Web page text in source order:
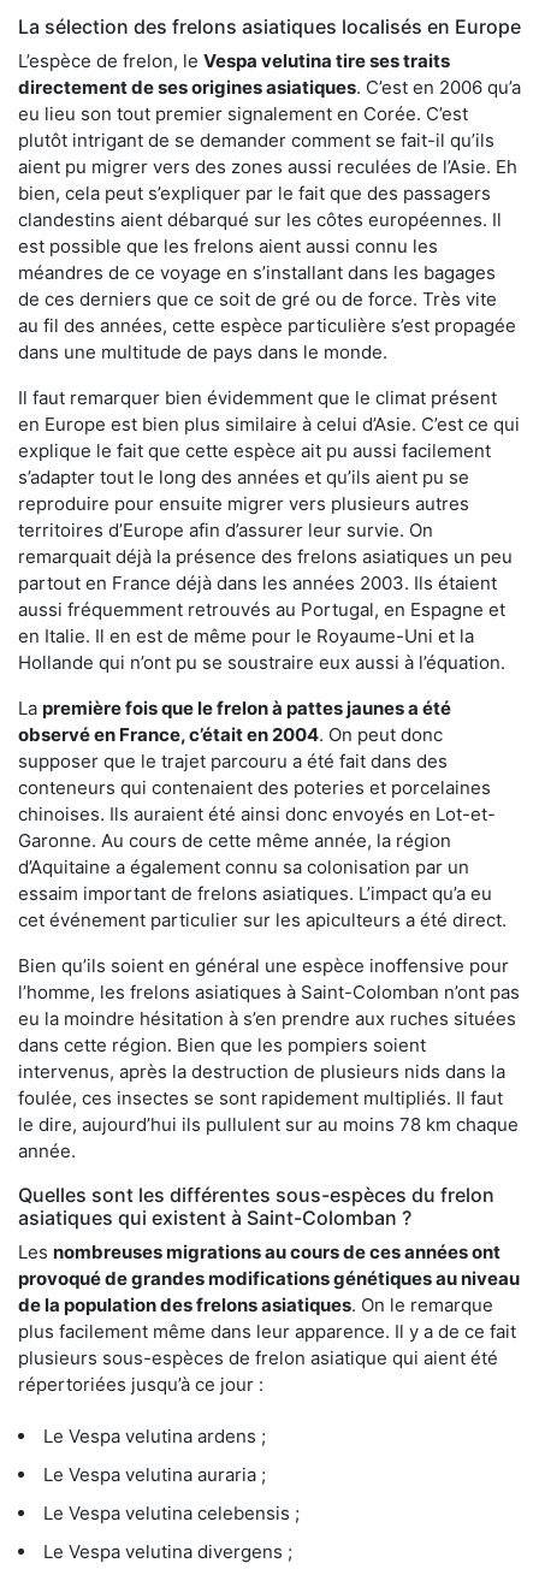
La sélection des frelons asiatiques localisés en Europe
L’espèce de frelon, le Vespa velutina tire ses traits
directement de ses origines asiatiques. C’est en 2006 qu’a
eu lieu son tout premier signalement en Corée. C’est
plutôt intrigant de se demander comment se fait-il qu’ils
aient pu migrer vers des zones aussi reculées de l’Asie. Eh
bien, cela peut s’expliquer par le fait que des passagers
clandestins aient débarqué sur les côtes européennes. Il
est possible que les frelons aient aussi connu les
méandres de ce voyage en s’installant dans les bagages
de ces derniers que ce soit de gré ou de force. Très vite
au fil des années, cette espèce particulière s’est propagée
dans une multitude de pays dans le monde.
Il faut remarquer bien évidemment que le climat présent
en Europe est bien plus similaire à celui d’Asie. C’est ce qui
explique le fait que cette espèce ait pu aussi facilement
s’adapter tout le long des années et qu’ils aient pu se
reproduire pour ensuite migrer vers plusieurs autres
territoires d’Europe afin d’assurer leur survie. On
remarquait déjà la présence des frelons asiatiques un peu
partout en France déjà dans les années 2003. Ils étaient
aussi fréquemment retrouvés au Portugal, en Espagne et
en Italie. Il en est de même pour le Royaume-Uni et la
Hollande qui n’ont pu se soustraire eux aussi à l’équation.
La première fois que le frelon à pattes jaunes a été
observé en France, c’était en 2004. On peut donc
supposer que le trajet parcouru a été fait dans des
conteneurs qui contenaient des poteries et porcelaines
chinoises. Ils auraient été ainsi donc envoyés en Lot-et-
Garonne. Au cours de cette même année, la région
d’Aquitaine a également connu sa colonisation par un
essaim important de frelons asiatiques. L’impact qu’a eu
cet événement particulier sur les apiculteurs a été direct.
Bien qu’ils soient en général une espèce inoffensive pour
l’homme, les frelons asiatiques à Saint-Colomban n’ont pas
eu la moindre hésitation à s’en prendre aux ruches situées
dans cette région. Bien que les pompiers soient
intervenus, après la destruction de plusieurs nids dans la
foulée, ces insectes se sont rapidement multipliés. Il faut
le dire, aujourd’hui ils pullulent sur au moins 78 km chaque
année.
Quelles sont les différentes sous-espèces du frelon
asiatiques qui existent à Saint-Colomban ?
Les nombreuses migrations au cours de ces années ont
provoqué de grandes modifications génétiques au niveau
de la population des frelons asiatiques. On le remarque
plus facilement même dans leur apparence. Il y a de ce fait
plusieurs sous-espèces de frelon asiatique qui aient été
répertoriées jusqu’à ce jour :
Le Vespa velutina ardens ;
Le Vespa velutina auraria ;
Le Vespa velutina celebensis ;
Le Vespa velutina divergens ;